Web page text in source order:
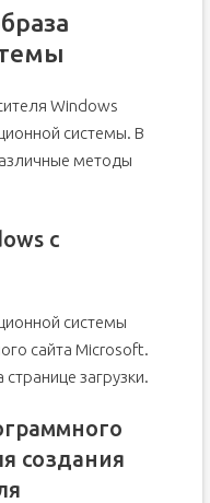
Windows
системы. В
методы
с
системы
сайта Microsoft.
загрузки.
создания